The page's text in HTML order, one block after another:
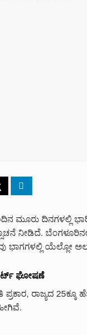
ಮೂರು ದಿನಗಳಲ್ಲಿ
ನೀಡಿದೆ.
ಭಾಗಗಳಲ್ಲಿ
ಘೋಷಣೆ
ರಾಜ್ಯದ 25ಕ್ಕೂ